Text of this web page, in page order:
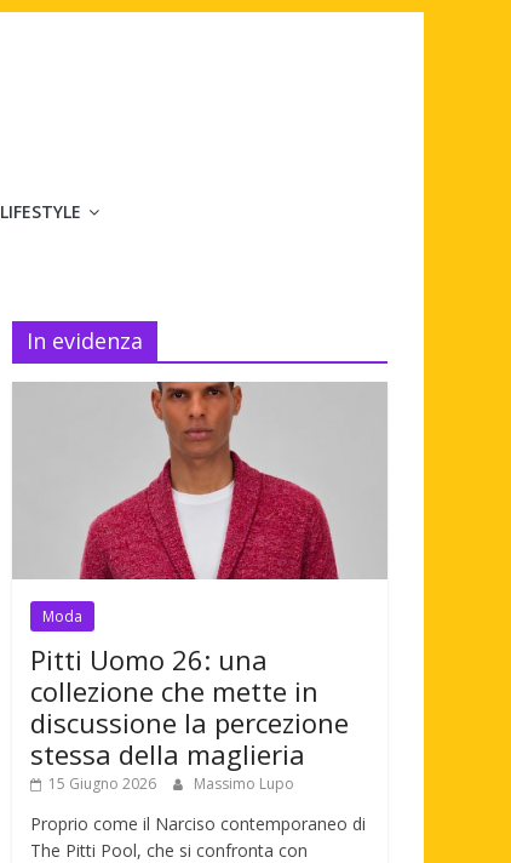
LIFESTYLE
In evidenza
Moda
Pitti Uomo 26: una
collezione che mette in
discussione la percezione
stessa della maglieria
15 Giugno 2026 Massimo Lupo
Proprio come il Narciso contemporaneo di
The Pitti Pool, che si confronta con